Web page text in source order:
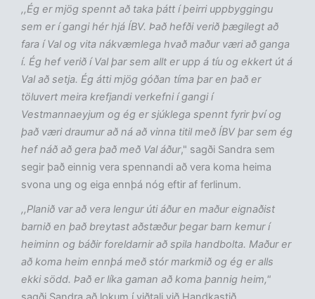
,,Ég er mjög spennt að taka þátt í þeirri uppbyggingu
sem er í gangi hér hjá ÍBV. Það hefði verið þægilegt að
fara í Val og vita nákvæmlega hvað maður væri að ganga
í. Ég hef verið í Val þar sem allt er upp á tíu og ekkert út á
Val að setja. Ég átti mjög góðan tíma þar en það er
töluvert meira krefjandi verkefni í gangi í
Vestmannaeyjum og ég er sjúklega spennt fyrir því og
það væri draumur að ná að vinna titil með ÍBV þar sem ég
hef náð að gera það með Val áður," sagði Sandra sem
segir það einnig vera spennandi að vera koma heima
svona ung og eiga ennþá nóg eftir af ferlinum.
,,Planið var að vera lengur úti áður en maður eignaðist
barnið en það breytast aðstæður þegar barn kemur í
heiminn og báðir foreldarnir að spila handbolta. Maður er
að koma heim ennþá með stór markmið og ég er alls
ekki södd. Það er líka gaman að koma þannig heim,"